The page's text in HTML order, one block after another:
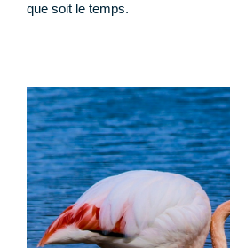
que soit le temps.